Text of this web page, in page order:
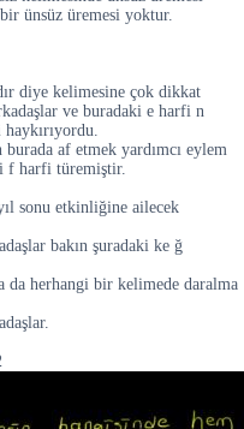
ünsüz üremesi yoktur.
diye kelimesine çok dikkat
ve buradaki e harfi n
af etmek yardımcı eylem
f harfi türemiştir.
sonu etkinliğine ailecek
bakın şuradaki ke ğ
herhangi bir kelimede daralma